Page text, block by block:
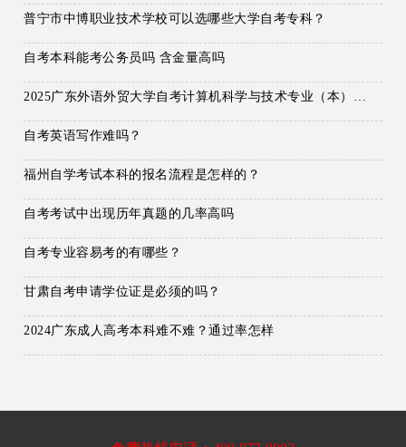
普宁市中博职业技术学校可以选哪些大学自考专科？
自考本科能考公务员吗 含金量高吗
自考英语写作难吗？
福州自学考试本科的报名流程是怎样的？
自考考试中出现历年真题的几率高吗
自考专业容易考的有哪些？
甘肃自考申请学位证是必须的吗？
2024广东成人高考本科难不难？通过率怎样